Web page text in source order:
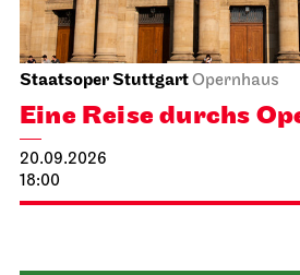
Staatsoper StuttgartOpernhaus
Eine Reise durchs
20.09.2026
18:00